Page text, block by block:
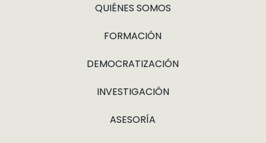
QUIÉNES SOMOS
FORMACIÓN
DEMOCRATIZACIÓN
INVESTIGACIÓN
ASESORÍA